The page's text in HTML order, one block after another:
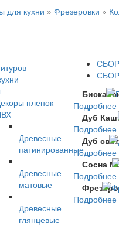
для кухни » Фрезеровки »
пленок
Древесные
патинированные
Древесные
матовые
Древесные
глянцевые
Подробнее
Дуб
Подробнее
Дуб
Подробнее
Сосна
Подробнее
Подробнее